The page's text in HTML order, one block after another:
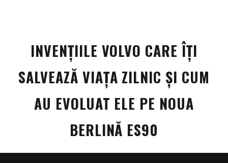
INVENȚIILE VOLVO CARE ÎȚI
SALVEAZĂ VIAȚA ZILNIC ȘI CUM
AU EVOLUAT ELE PE NOUA
BERLINĂ ES90